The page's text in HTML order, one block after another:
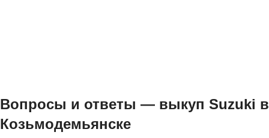
Вопросы и ответы — выкуп Suzuki в
Козьмодемьянске